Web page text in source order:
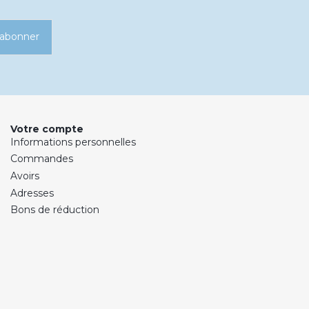
Votre compte
Informations personnelles
Commandes
Avoirs
Adresses
Bons de réduction